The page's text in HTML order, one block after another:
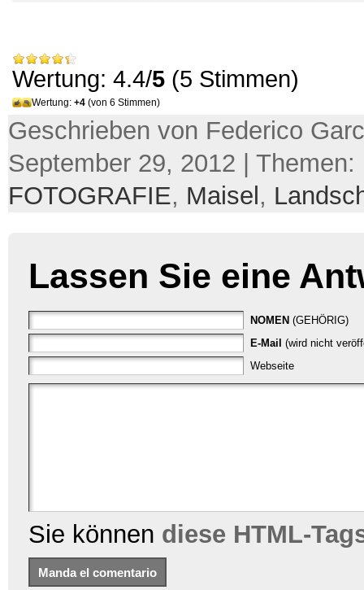
Wertung: 4.4/5 (5 Stimmen)
Wertung: +4 (von 6 Stimmen)
Geschrieben von Federico
September 29, 2012 | Themen:
FOTOGRAFIE, Maisel ,
Lassen Sie eine
NOMEN (GEHÖRIG)
E-Mail (wird nicht
Webseite
Sie können diese HTML-